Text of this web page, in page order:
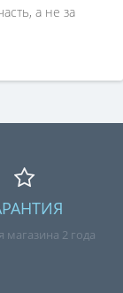
а не за
магазина 2 года